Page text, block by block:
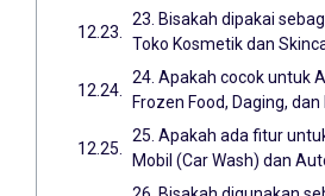
23. Bisakah dipakai
Toko Kosmetik dan
24. Apakah cocok untuk
Frozen Food, Daging,
25. Apakah ada fitur
Mobil (Car Wash) dan